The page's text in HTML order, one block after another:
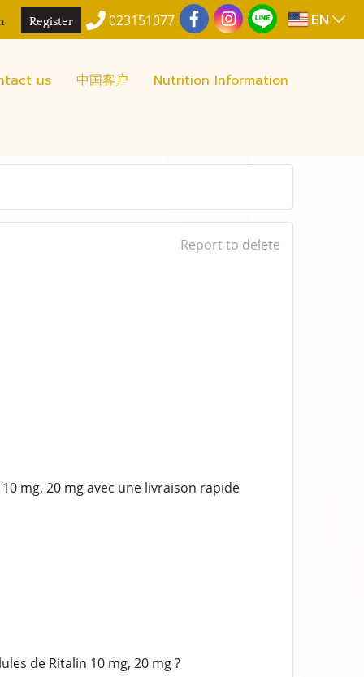
Register 023151077 EN
us 中国客户 Nutrition Information
Report to delete
mg, 20 mg avec une livraison rapide
de Ritalin 10 mg, 20 mg ?